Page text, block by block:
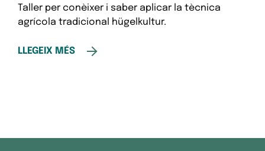
Taller per conèixer i saber aplicar la tècnica
agrícola tradicional hügelkultur.
LLEGEIX MÉS